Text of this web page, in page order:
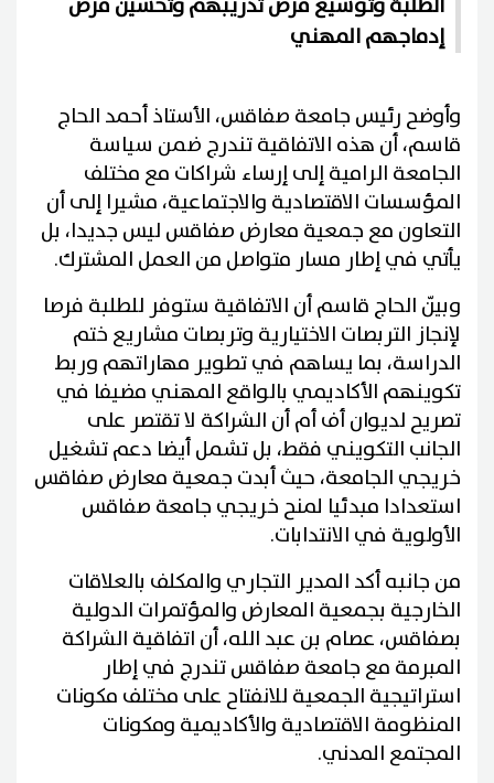
إدماجهم المهني
وأوضح رئيس جامعة صفاقس، الأستاذ أحمد الحاج
قاسم، أن هذه الاتفاقية تندرج ضمن سياسة
الجامعة الرامية إلى إرساء شراكات مع مختلف
المؤسسات الاقتصادية والاجتماعية، مشيرا إلى أن
التعاون مع جمعية معارض صفاقس ليس جديدا، بل
يأتي في إطار مسار متواصل من العمل المشترك.
وبيّن الحاج قاسم أن الاتفاقية ستوفر للطلبة فرصا
لإنجاز التربصات الاختيارية وتربصات مشاريع ختم
الدراسة، بما يساهم في تطوير مهاراتهم وربط
تكوينهم الأكاديمي بالواقع المهني مضيفا في
تصريح لديوان أف أم أن الشراكة لا تقتصر على
الجانب التكويني فقط، بل تشمل أيضا دعم تشغيل
خريجي الجامعة، حيث أبدت جمعية معارض صفاقس
استعدادا مبدئيا لمنح خريجي جامعة صفاقس
الأولوية في الانتدابات.
من جانبه أكد المدير التجاري والمكلف بالعلاقات
الخارجية بجمعية المعارض والمؤتمرات الدولية
بصفاقس، عصام بن عبد الله، أن اتفاقية الشراكة
المبرمة مع جامعة صفاقس تندرج في إطار
استراتيجية الجمعية للانفتاح على مختلف مكونات
المنظومة الاقتصادية والأكاديمية ومكونات
المجتمع المدني.